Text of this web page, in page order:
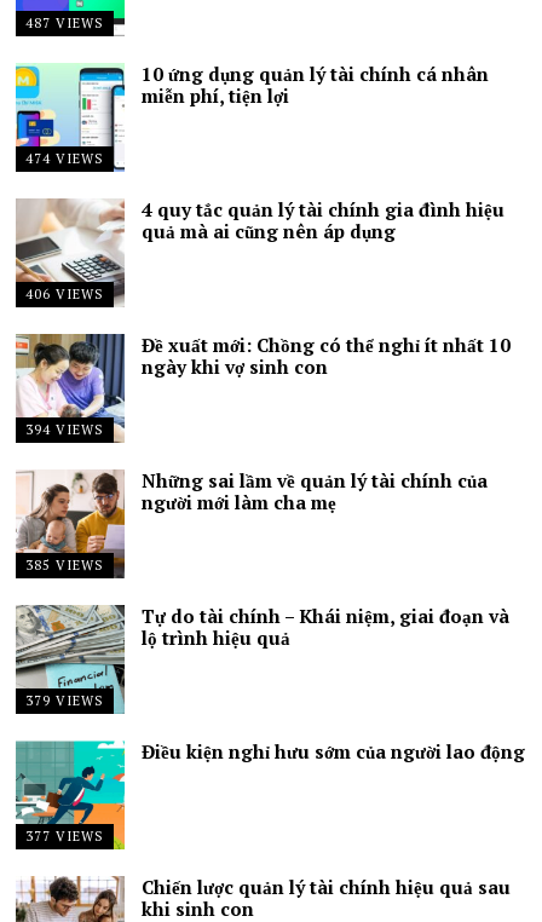
487 VIEWS
474 VIEWS
10 ứng dụng quản lý tài chính cá nhân
miễn phí, tiện lợi
406 VIEWS
4 quy tắc quản lý tài chính gia đình hiệu
quả mà ai cũng nên áp dụng
394 VIEWS
Đề xuất mới: Chồng có thể nghỉ ít nhất 10
ngày khi vợ sinh con
385 VIEWS
Những sai lầm về quản lý tài chính của
người mới làm cha mẹ
379 VIEWS
Tự do tài chính – Khái niệm, giai đoạn và
lộ trình hiệu quả
377 VIEWS
Điều kiện nghỉ hưu sớm của người lao động
Chiến lược quản lý tài chính hiệu quả sau
khi sinh con